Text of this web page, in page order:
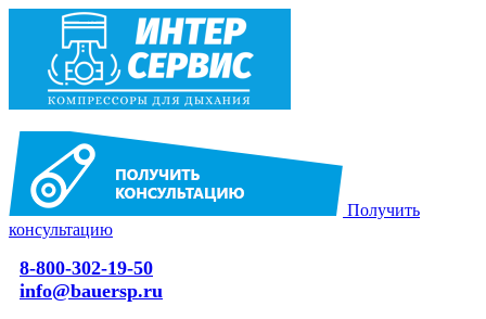
Получить
консультацию
8-800-302-19-50
info@bauersp.ru